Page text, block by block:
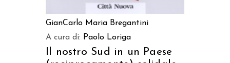
GianCarlo Maria Bregantini
A cura di: Paolo Loriga
Il nostro Sud in un Paese